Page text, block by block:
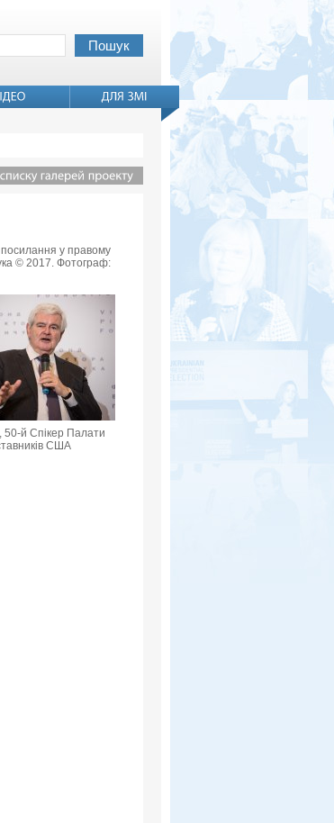
посилання у правому
© 2017. Фотограф:
50-й Спікер Палати
США